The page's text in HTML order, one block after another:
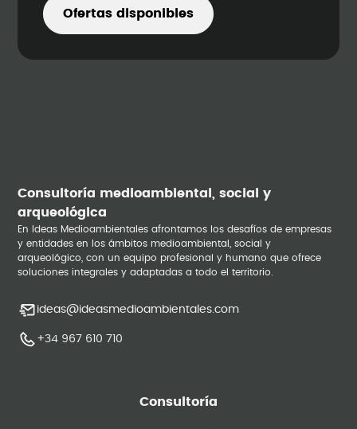
Ofertas disponibles
Consultoría medioambiental, social y
arqueológica
En Ideas Medioambientales afrontamos los desafíos de empresas
y entidades en los ámbitos medioambiental, social y
arqueológico, con un equipo profesional y humano que ofrece
soluciones integrales y adaptadas a todo el territorio.
ideas@ideasmedioambientales.com
+34 967 610 710
Consultoría